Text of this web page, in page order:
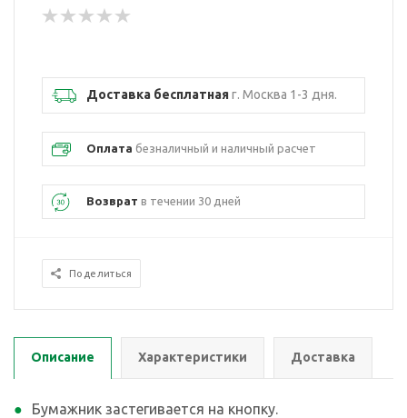
Доставка бесплатнаяг. Москва 1-3 дня.
Оплата безналичный и наличный расчет
Возврат в течении 30 дней
Поделиться
Описание Характеристики Доставка
Бумажник застегивается на кнопку.